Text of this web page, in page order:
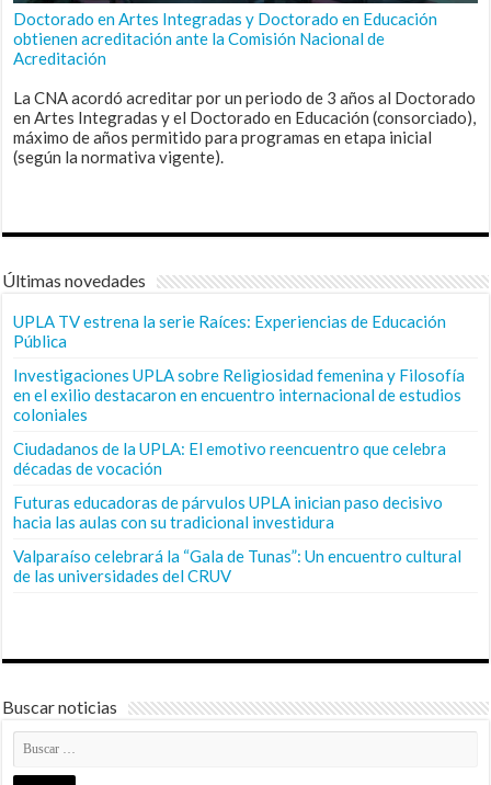
Doctorado en Artes Integradas y Doctorado en Educación
obtienen acreditación ante la Comisión Nacional de
Acreditación
La CNA acordó acreditar por un periodo de 3 años al Doctorado
en Artes Integradas y el Doctorado en Educación (consorciado),
máximo de años permitido para programas en etapa inicial
(según la normativa vigente).
Últimas novedades
UPLA TV estrena la serie Raíces: Experiencias de Educación
Pública
Investigaciones UPLA sobre Religiosidad femenina y Filosofía
en el exilio destacaron en encuentro internacional de estudios
coloniales
Ciudadanos de la UPLA: El emotivo reencuentro que celebra
décadas de vocación
Futuras educadoras de párvulos UPLA inician paso decisivo
hacia las aulas con su tradicional investidura
Valparaíso celebrará la “Gala de Tunas”: Un encuentro cultural
de las universidades del CRUV
Buscar noticias